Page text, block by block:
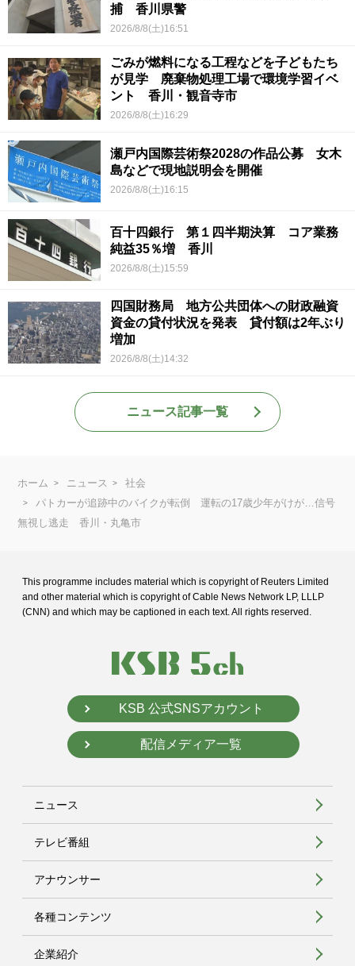
捕 香川県警
2026/8/8(土)16:51
ごみが燃料になる工程などを子どもたち
が見学 廃棄物処理工場で環境学習イベ
ント 香川・観音寺市
2026/8/8(土)16:29
瀬戸内国際芸術祭2028の作品公募 女木
島などで現地説明会を開催
2026/8/8(土)16:15
百十四銀行 第１四半期決算 コア業務
純益35％増 香川
2026/8/8(土)15:59
四国財務局 地方公共団体への財政融資
資金の貸付状況を発表 貸付額は2年ぶり
増加
2026/8/8(土)14:32
ニュース記事一覧
ホーム ニュース
社会
パトカーが追跡中のバイクが転倒 運転の17歳少年がけが…信号
無視し逃走 香川・丸亀市
This programme includes material which is copyright of Reuters Limited
and other material which is copyright of Cable News Network LP, LLLP
(CNN) and which may be captioned in each text. All rights reserved.
KSB 公式SNSアカウント
配信メディア一覧
ニュース
テレビ番組
アナウンサー
各種コンテンツ
企業紹介